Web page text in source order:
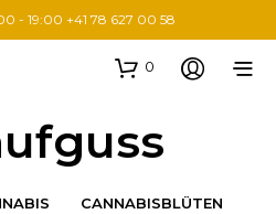
- 19:00 +41 78 627 00 58
0
CANNABISBLÜTEN